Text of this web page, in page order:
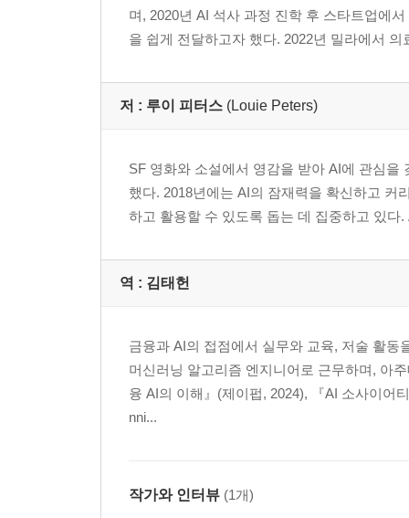
며, 2020년 AI 석사 과정 진학 후 스타트업에
을 쉽게 전달하고자 했다. 2022년 밀라에서
저 : 루이 피터스 (Louie Peters)
SF 영화와 소설에서 영감을 받아 AI에 관심
했다. 2018년에는 AI의 잠재력을 확신하고 커
하고 활용할 수 있도록 돕는 데 집중하고 있
역 : 김태헌
금융과 AI의 접점에서 실무와 교육, 저술 활
머신러닝 알고리즘 엔지니어로 근무하며, 아
융 AI의 이해』(제이펍, 2024), 『AI 소사이어
nni...
작가와 인터뷰 (1개)